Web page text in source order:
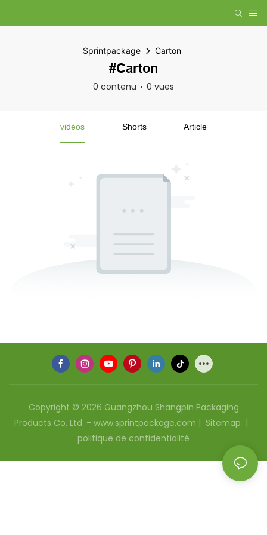
Sprintpackage Carton
#Carton
0 contenu 0 vues
vidéos Shorts Article
Copyright © 2026 Guangzhou Shangpin Packaging
Products Co. Ltd. - www.sprintpackage.com | Sitemap |
politique de confidentialité